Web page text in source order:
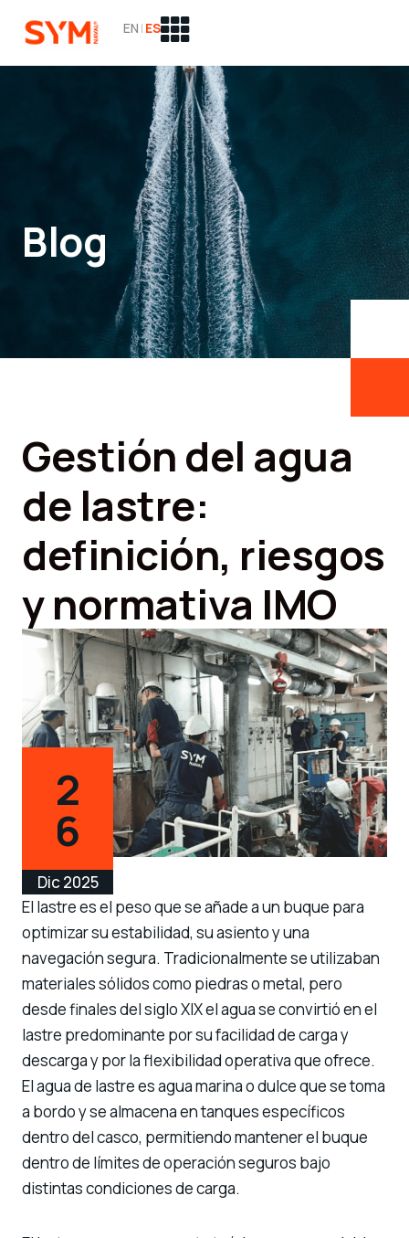
EN | ES
Blog
Gestión del agua
de lastre:
definición, riesgos
y normativa IMO
2
6
Dic 2025
El lastre es el peso que se añade a un buque para
optimizar su estabilidad, su asiento y una
navegación segura. Tradicionalmente se utilizaban
materiales sólidos como piedras o metal, pero
desde finales del siglo XIX el agua se convirtió en el
lastre predominante por su facilidad de carga y
descarga y por la flexibilidad operativa que ofrece.
El agua de lastre es agua marina o dulce que se toma
a bordo y se almacena en tanques específicos
dentro del casco, permitiendo mantener el buque
dentro de límites de operación seguros bajo
distintas condiciones de carga.